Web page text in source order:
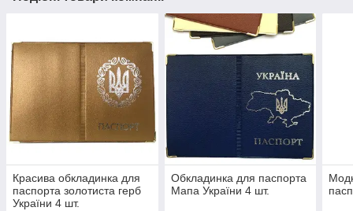
Красива обкладинка для
паспорта золотиста герб
України 4 шт.
Обкладинка для паспорта
Мапа України 4 шт.